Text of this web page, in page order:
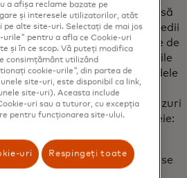
Crypto, vă putem ajuta să
să interacționeze în medii
definite pentru tipurile de
să le desfășoare. Acreditările
numai că vor defini standardele
dar vor oferi și tehnologia
la realizarea mai multor cazuri
la asta în câteva moduri cheie:
ușor de reținut și simple
să partajeze adrese
a afișa reclame bazate pe
și interesele utilizatorilor, atât
pe alte site-uri. Selectați de mai jos
urile" pentru a afla ce Cookie-uri
și în ce scop. Vă puteți modifica
consimțământ utilizând
cookie-urile", din partea de
site-uri, este disponibil ca link,
site-uri). Aceasta include
uri sau a tuturor, cu excepția
pentru funcționarea site-ului.
uri Respingeți toate